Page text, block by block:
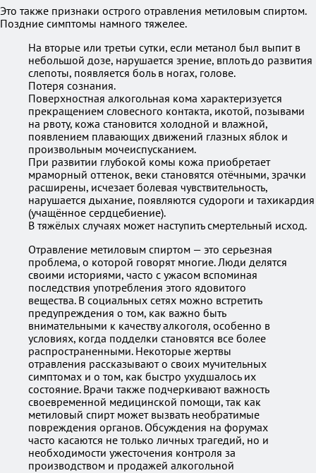
Это также признаки острого отравления метиловым спиртом.
Поздние симптомы намного тяжелее.
На вторые или третьи сутки, если метанол был выпит в
небольшой дозе, нарушается зрение, вплоть до развития
слепоты, появляется боль в ногах, голове.
Потеря сознания.
Поверхностная алкогольная кома характеризуется
прекращением словесного контакта, икотой, позывами
на рвоту, кожа становится холодной и влажной,
появлением плавающих движений глазных яблок и
произвольным мочеиспусканием.
При развитии глубокой комы кожа приобретает
мраморный оттенок, веки становятся отёчными, зрачки
расширены, исчезает болевая чувствительность,
нарушается дыхание, появляются судороги и тахикардия
(учащённое сердцебиение).
В тяжёлых случаях может наступить смертельный исход.
Отравление метиловым спиртом — это серьезная
проблема, о которой говорят многие. Люди делятся
своими историями, часто с ужасом вспоминая
последствия употребления этого ядовитого
вещества. В социальных сетях можно встретить
предупреждения о том, как важно быть
внимательными к качеству алкоголя, особенно в
условиях, когда подделки становятся все более
распространенными. Некоторые жертвы
отравления рассказывают о своих мучительных
симптомах и о том, как быстро ухудшалось их
состояние. Врачи также подчеркивают важность
своевременной медицинской помощи, так как
метиловый спирт может вызвать необратимые
повреждения органов. Обсуждения на форумах
часто касаются не только личных трагедий, но и
необходимости ужесточения контроля за
производством и продажей алкогольной